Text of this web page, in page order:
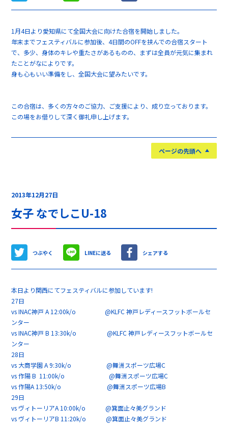
1月4日より愛知県にて全国大会に向けた合宿を開始しました。
年末までフェスティバルに参加後、4日間のOFFを挟んでの合宿スタート
で、多少、身体のキレや重たさがあるものの、まずは全員が元気に集まれ
たことがなによりです。
身も心もいい準備をし、全国大会に望みたいです。
この合宿は、多くの方々のご協力、ご支援により、成り立っております。
この場をお借りして深く御礼申し上げます。
ページの先頭へ
2013年12月27日
女子 なでしこU-18
つぶやく LINEに送る シェアする
本日より関西にてフェスティバルに参加しています!
27日
vs INAC神戸 A 12:00k/o @KLFC 神戸レディースフットボールセ
ンター
vs INAC神戸 B 13:30k/o @KLFC 神戸レディースフットボールセ
ンター
28日
vs 大商学園 A 9:30k/o @舞洲スポーツ広場C
vs 作陽 B 11:00k/o @舞洲スポーツ広場C
vs 作陽A 13:50k/o @舞洲スポーツ広場B
29日
vs ヴィトーリアA 10:00k/o @箕面止々美グランド
vs ヴィトーリアB 11:20k/o @箕面止々美グランド